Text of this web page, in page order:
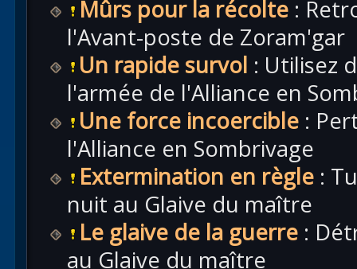
Mûrs pour la récolte :
l'Avant-poste de Zoram'gar
Un rapide survol : Utilisez
l'armée de l'Alliance en
Une force incoercible :
l'Alliance en Sombrivage
Extermination en règle :
nuit au Glaive du maître
Le glaive de la guerre :
au Glaive du maître